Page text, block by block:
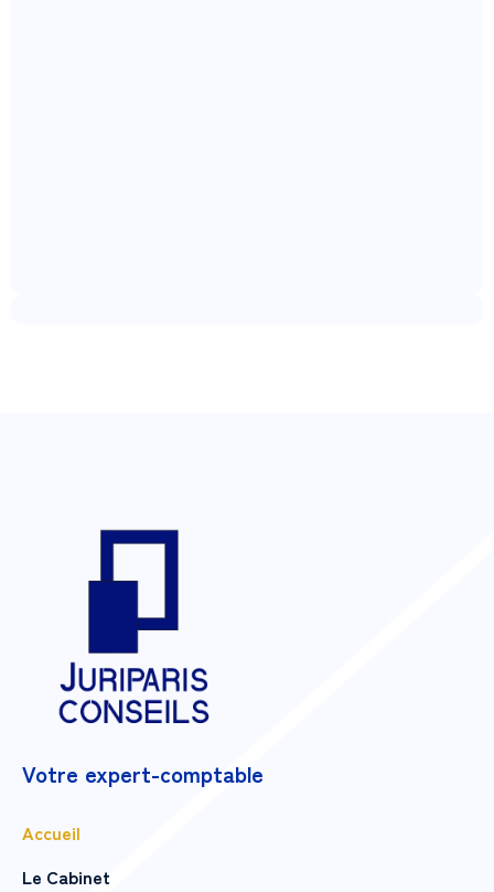
Votre expert-comptable
Accueil
Le Cabinet